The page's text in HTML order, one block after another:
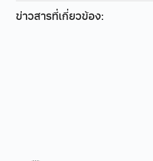
ข่าวสารที่เกี่ยวข้อง: